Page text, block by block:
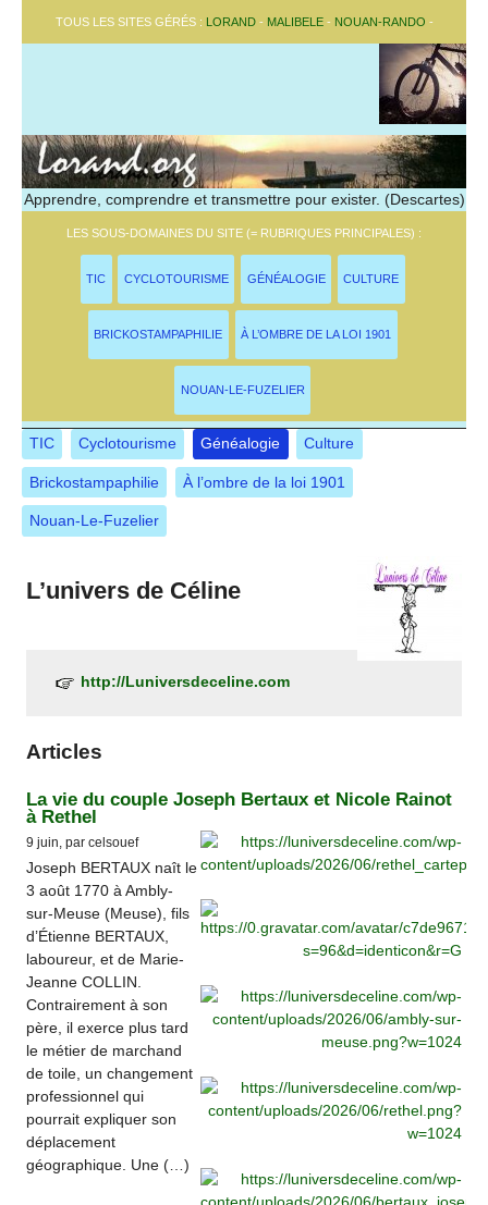
TOUS LES SITES GÉRÉS : LORAND- MALIBELE- NOUAN-RANDO -
Apprendre, comprendre et transmettre pour exister. (Descartes)
LES SOUS-DOMAINES DU SITE (= RUBRIQUES PRINCIPALES) :
TIC CYCLOTOURISME GÉNÉALOGIE CULTURE
BRICKOSTAMPAPHILIE À L’OMBRE DE LA LOI 1901
NOUAN-LE-FUZELIER
TIC Cyclotourisme Généalogie Culture
Brickostampaphilie À l’ombre de la loi 1901
Nouan-Le-Fuzelier
L’univers de Céline
http://Luniversdeceline.com
Articles
La vie du couple Joseph Bertaux et Nicole Rainot
à Rethel
9 juin, par celsouef
Joseph BERTAUX naît le
3 août 1770 à Ambly-
sur-Meuse (Meuse), fils
d’Étienne BERTAUX,
laboureur, et de Marie-
Jeanne COLLIN.
Contrairement à son
père, il exerce plus tard
le métier de marchand
de toile, un changement
professionnel qui
pourrait expliquer son
déplacement
géographique. Une (…)